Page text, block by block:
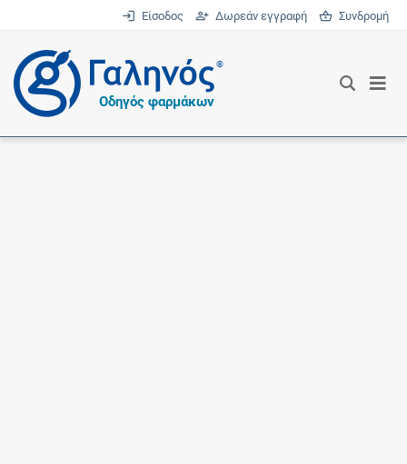
Είσοδος Δωρεάν εγγραφή Συνδρομή
®
Οδηγός φαρμάκων